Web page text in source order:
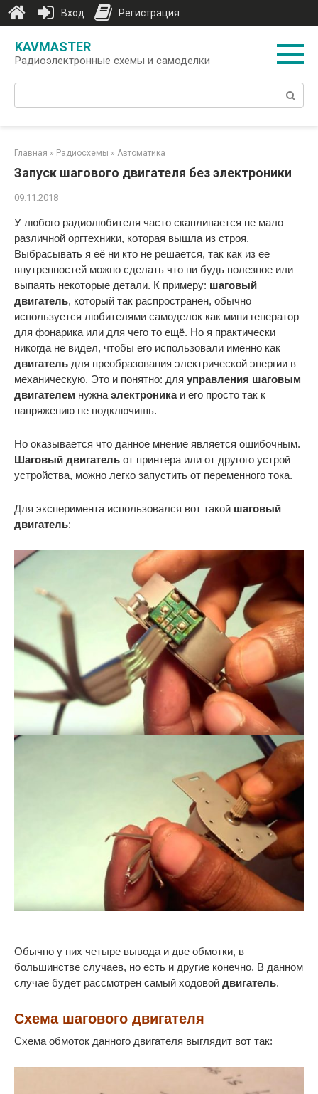
контенту
KAVMASTER
Радиоэлектронные схемы и самоделки
Поиск:
Главная » Радиосхемы » Автоматика
Запуск шагового двигателя без электроники
09.11.2018
У любого радиолюбителя часто скапливается не мало
различной оргтехники, которая вышла из строя.
Выбрасывать я её ни кто не решается, так как из ее
внутренностей можно сделать что ни будь полезное или
выпаять некоторые детали. К примеру: шаговый
двигатель, который так распространен, обычно
используется любителями самоделок как мини генератор
для фонарика или для чего то ещё. Но я практически
никогда не видел, чтобы его использовали именно как
двигатель для преобразования электрической энергии в
механическую. Это и понятно: для управления шаговым
двигателем нужна электроникаи его просто так к
напряжению не подключишь.
Но оказывается что данное мнение является ошибочным.
Шаговый двигатель от принтера или от другого устрой
устройства, можно легко запустить от переменного тока.
Для эксперимента использовался вот такой шаговый
двигатель:
Обычно у них четыре вывода и две обмотки, в
большинстве случаев, но есть и другие конечно. В данном
случае будет рассмотрен самый ходовой двигатель.
Схема шагового двигателя
Схема обмоток данного двигателя выглядит вот так:
Вход Регистрация